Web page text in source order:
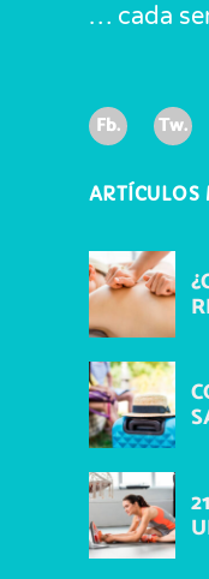
… cada
Fb. Tw.
ARTÍCULOS